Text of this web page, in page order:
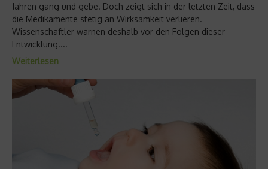
Jahren gang und gebe. Doch zeigt sich in der letzten Zeit, dass
die Medikamente stetig an Wirksamkeit verlieren.
Wissenschaftler warnen deshalb vor den Folgen dieser
Entwicklung....
Weiterlesen